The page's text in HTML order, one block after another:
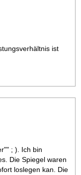
ist
; ). Ich bin
Die Spiegel waren
loslegen kan. Die